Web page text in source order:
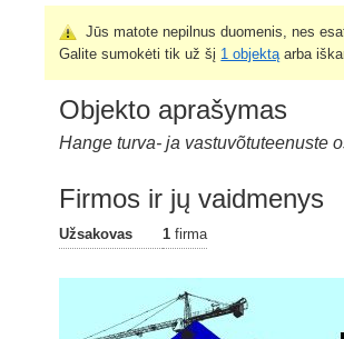
Jūs matote nepilnus duomenis, nes
Galite sumokėti tik už šį 1 objektą arba
Objekto aprašymas
Hange turva- ja vastuvõtuteenuste
Firmos ir jų vaidmenys
Užsakovas 1 firma